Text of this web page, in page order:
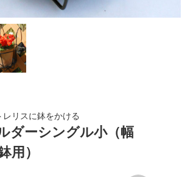
リスに鉢をかける
ダーシングル小（幅
用）